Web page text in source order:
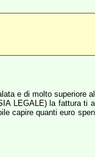
e di molto superiore
LEGALE) la fattura ti
capire quanti euro